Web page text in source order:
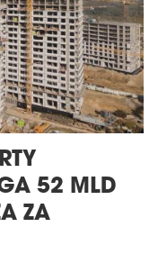
52 MLD
ZA
arrow_forward